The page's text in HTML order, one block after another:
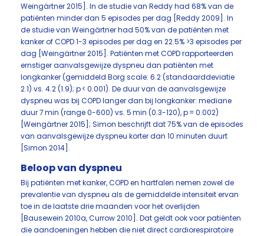
Weingärtner 2015]. In de studie van Reddy had 68% van de
patiënten minder dan 5 episodes per dag [Reddy 2009]. In
de studie van Weingärtner had 50% van de patiënten met
kanker of COPD 1-3 episodes per dag en 22.5% >3 episodes per
dag [Weingärtner 2015]. Patiënten met COPD rapporteerden
ernstiger aanvalsgewijze dyspneu dan patiënten met
longkanker (gemiddeld Borg scale: 6.2 (standaarddeviatie
2.1) vs. 4.2 (1.9); p < 0.001). De duur van de aanvalsgewijze
dyspneu was bij COPD langer dan bij longkanker: mediane
duur 7 min (range 0-600) vs. 5 min (0.3-120), p = 0.002)
[Weingärtner 2015]; Simon beschrijft dat 75% van de episodes
van aanvalsgewijze dyspneu korter dan 10 minuten duurt
[Simon 2014].
Beloop van dyspneu
Bij patiënten met kanker, COPD en hartfalen nemen zowel de
prevalentie van dyspneu als de gemiddelde intensiteit ervan
toe in de laatste drie maanden voor het overlijden
[Bausewein 2010a, Currow 2010]. Dat geldt ook voor patiënten
die aandoeningen hebben die niet direct cardiorespiratoire